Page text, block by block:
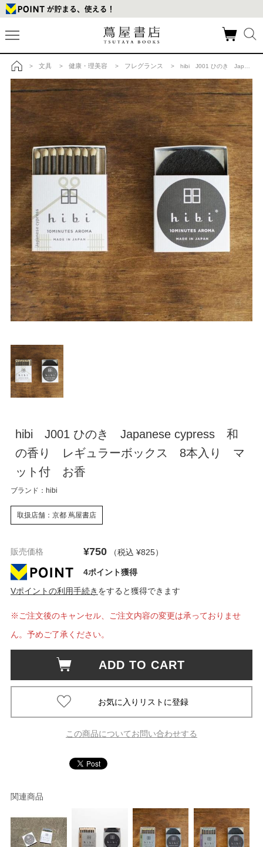
トップ
> 文具 > 健康・理美容 > フレグランス > hibi J001 ひのき Japanese cypress 和の香り レギュラーボックス 8本入り マット付 お香の商品詳細
hibi J001 ひのき Japanese cypress 和
の香り レギュラーボックス 8本入り マ
ット付 お香
ブランド：hibi
取扱店舗：京都 蔦屋書店
販売価格 ¥750 （税込 ¥825）
4ポイント獲得
Vポイントの利用手続き をすると獲得できます
※ご注文後のキャンセル、ご注文内容の変更は承っておりませ
ん。予めご了承ください。
ADD TO CART
この商品についてお問い合わせする
関連商品